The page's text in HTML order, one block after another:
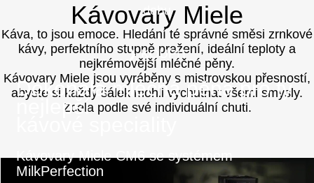
dobu
❯ KOUPIT
Kávovary Miele
Káva, to jsou emoce. Hledání té správné směsi zrnkové
kávy, perfektního stupně pražení, ideální teploty a
nejkrémovější mléčné pěny.
Kávovary Miele jsou vyráběny s mistrovskou přesností,
abyste si každý šálek mohli vychutnat všemi smysly.
Zcela podle své individuální chuti.
Dokonalá mléčná pěna pro ty
nejlepší
Kávovary Miele CM6 se systémem
MilkPerfection